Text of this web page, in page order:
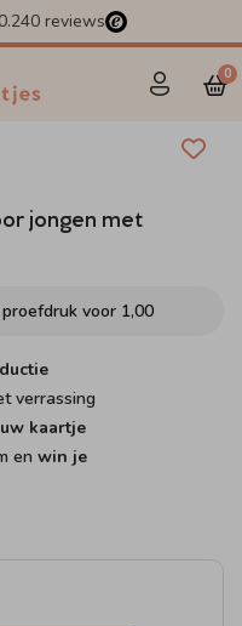
reviews
0
jongen met
voor 1,00
verrassing
kaartje
en win je